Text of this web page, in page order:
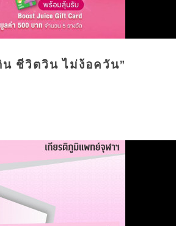
น ชีวิตวิน ไม่ง้อควัน”